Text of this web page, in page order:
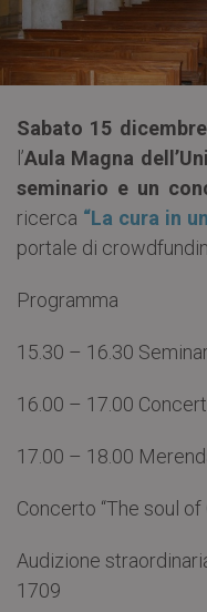
Sabato 15
l’Aula Magna
seminario e un
ricerca “La cura in
portale di
Programma
15.30 – 16.30
16.00 – 17.00
17.00 – 18.00
Concerto “The soul of
Audizione
1709